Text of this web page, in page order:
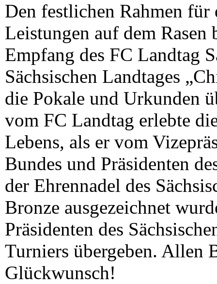
Den festlichen Rahmen
Leistungen auf dem Rasen
Empfang des FC Landtag
Sächsischen Landtages
die Pokale und Urkunden
vom FC Landtag erlebte
Lebens, als er vom
Bundes und Präsidenten
der Ehrennadel des
Bronze ausgezeichnet
Präsidenten des
Turniers übergeben. Allen
Glückwunsch!